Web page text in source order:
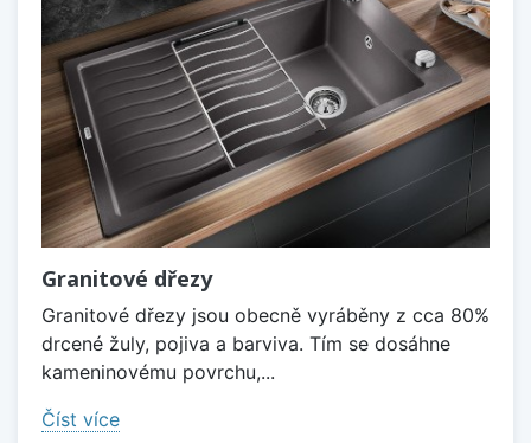
Granitové dřezy
Granitové dřezy jsou obecně vyráběny z cca 80%
drcené žuly, pojiva a barviva. Tím se dosáhne
kameninovému povrchu,...
Číst více